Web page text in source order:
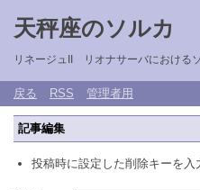
天秤座のソルカ
リネージュII リオナサーバにおける
戻る RSS 管理者用
記事編集
投稿時に設定した削除キーを入